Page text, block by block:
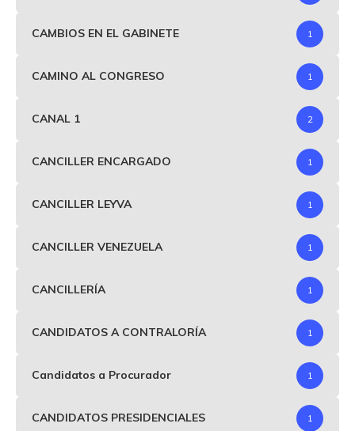
CAMBIOS EN EL GABINETE 1
CAMINO AL CONGRESO 1
CANAL 1 2
CANCILLER ENCARGADO 1
CANCILLER LEYVA 1
CANCILLER VENEZUELA 1
CANCILLERÍA 1
CANDIDATOS A CONTRALORÍA 1
Candidatos a Procurador 1
CANDIDATOS PRESIDENCIALES 1